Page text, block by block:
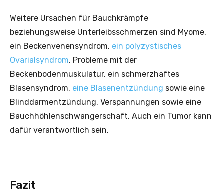
Weitere Ursachen für Bauchkrämpfe
beziehungsweise Unterleibsschmerzen sind Myome,
ein Beckenvenensyndrom, ein polyzystisches
Ovarialsyndrom, Probleme mit der
Beckenbodenmuskulatur, ein schmerzhaftes
Blasensyndrom, eine Blasenentzündung sowie eine
Blinddarmentzündung, Verspannungen sowie eine
Bauchhöhlenschwangerschaft. Auch ein Tumor kann
dafür verantwortlich sein.
Fazit